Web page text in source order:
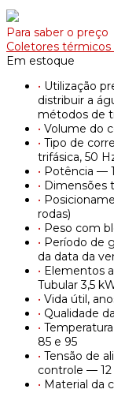
Para saber o preço
Coletores térmicos
Em estoque
• Utilização
distribuir a
métodos de
• Volume do
• Tipo de
trifásica, 50
• Potência —
• Dimensões
•
rodas)
• Peso com
• Período de
da data da
• Elementos
Tubular 3,5
• Vida útil,
• Qualidade
•
85 e 95
• Tensão de
controle — 12
• Material da